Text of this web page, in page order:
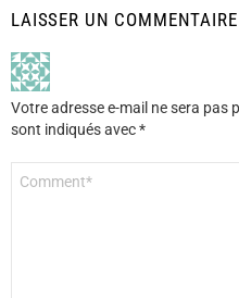
LAISSER UN COMMENTAIRE
Votre adresse e-mail ne sera pas
sont indiqués avec*